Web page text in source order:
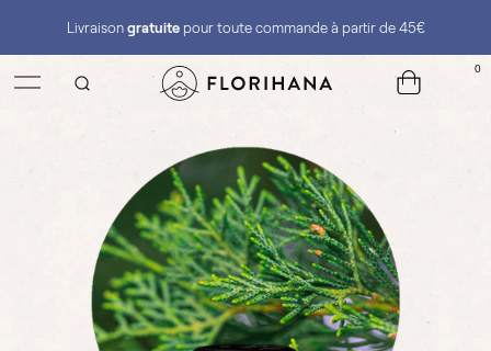
Livraison gratuitepour toute commande à partir de 45€
0